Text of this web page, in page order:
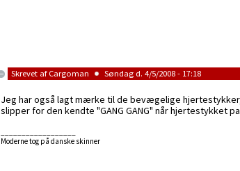
Skrevet af Cargoman Søndag d. 4/5/2008 - 17:18
Jeg har også lagt mærke til de bevægelige
slipper for den kendte "GANG GANG" når hjertestykket
Moderne tog på danske skinner